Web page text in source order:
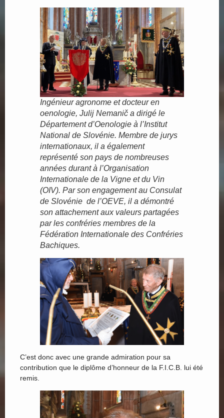
Ingénieur agronome et docteur en
oenologie, Julij Nemanič a dirigé le
Département d’Oenologie à l’Institut
National de Slovénie. Membre de jurys
internationaux, il a également
représenté son pays de nombreuses
années durant à l’Organisation
Internationale de la Vigne et du Vin
(OIV). Par son engagement au Consulat
de Slovénie de l’OEVE, il a démontré
son attachement aux valeurs partagées
par les confréries membres de la
Fédération Internationale des Confréries
Bachiques.
C’est donc avec une grande admiration pour sa
contribution que le diplôme d’honneur de la F.I.C.B. lui été
remis.